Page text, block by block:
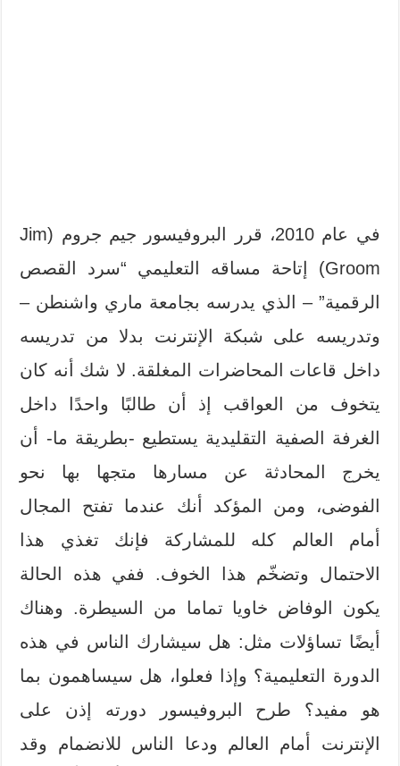
في عام 2010، قرر البروفيسور جيم جروم (Jim
Groom) إتاحة مساقه التعليمي “سرد القصص
الرقمية” – الذي يدرسه بجامعة ماري واشنطن –
وتدريسه على شبكة الإنترنت بدلا من تدريسه
داخل قاعات المحاضرات المغلقة. لا شك أنه كان
يتخوف من العواقب إذ أن طالبًا واحدًا داخل
الغرفة الصفية التقليدية يستطيع -بطريقة ما- أن
يخرج المحادثة عن مسارها متجها بها نحو
الفوضى، ومن المؤكد أنك عندما تفتح المجال
أمام العالم كله للمشاركة فإنك تغذي هذا
الاحتمال وتضخّم هذا الخوف. ففي هذه الحالة
يكون الوفاض خاويا تماما من السيطرة. وهناك
أيضًا تساؤلات مثل: هل سيشارك الناس في هذه
الدورة التعليمية؟ وإذا فعلوا، هل سيساهمون بما
هو مفيد؟ طرح البروفيسور دورته إذن على
الإنترنت أمام العالم ودعا الناس للانضمام وقد